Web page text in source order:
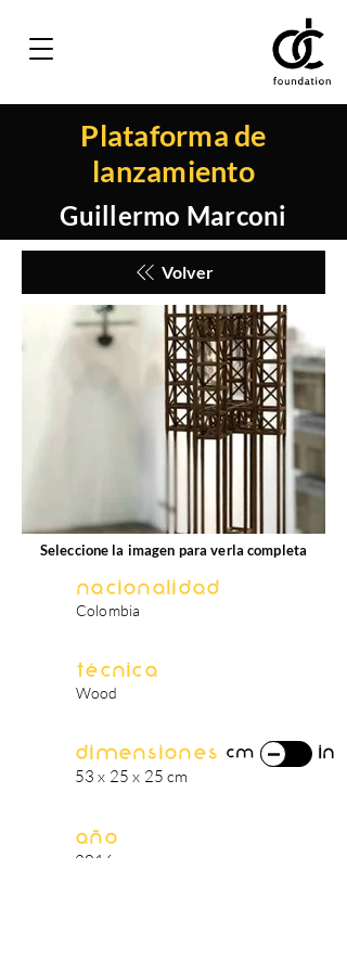
Plataforma de
lanzamiento
Guillermo Marconi
Volver
Seleccione la imagen para verla completa
Nacionalidad
Colombia
Técnica
Wood
Dimensiones
53 x 25 x 25 cm
cm in
Año
2016